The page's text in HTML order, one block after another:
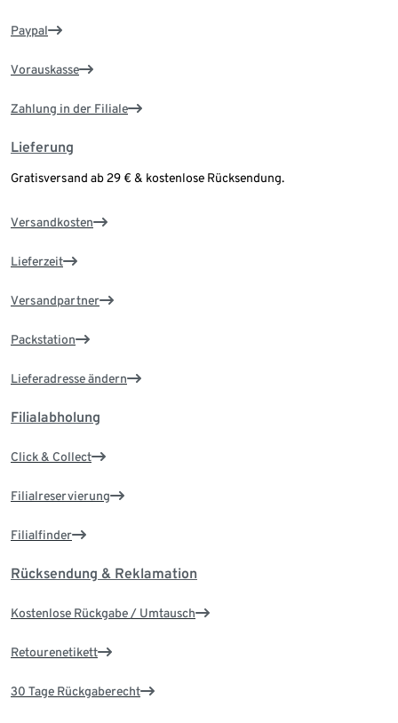
Paypal
Vorauskasse
Zahlung in der Filiale
Lieferung
Gratisversand ab 29 € & kostenlose Rücksendung.
Versandkosten
Lieferzeit
Versandpartner
Packstation
Lieferadresse ändern
Filialabholung
Click & Collect
Filialreservierung
Filialfinder
Rücksendung & Reklamation
Kostenlose Rückgabe / Umtausch
Retourenetikett
30 Tage Rückgaberecht